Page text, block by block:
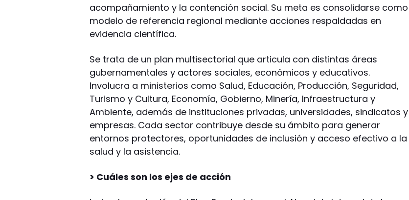
acompañamiento y la contención social. Su meta es consolidarse como
modelo de referencia regional mediante acciones respaldadas en
evidencia científica.
Se trata de un plan multisectorial que articula con distintas áreas
gubernamentales y actores sociales, económicos y educativos.
Involucra a ministerios como Salud, Educación, Producción, Seguridad,
Turismo y Cultura, Economía, Gobierno, Minería, Infraestructura y
Ambiente, además de instituciones privadas, universidades, sindicatos y
empresas. Cada sector contribuye desde su ámbito para generar
entornos protectores, oportunidades de inclusión y acceso efectivo a la
salud y la asistencia.
> Cuáles son los ejes de acción